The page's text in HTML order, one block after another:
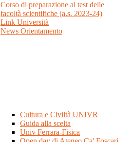
Corso di preparazione ai test delle
facoltà scientifiche (a.s. 2023-24)
Link Università
News Orientamento
Cultura e Civiltà UNIVR
Guida alla scelta
Univ Ferrara-Fisica